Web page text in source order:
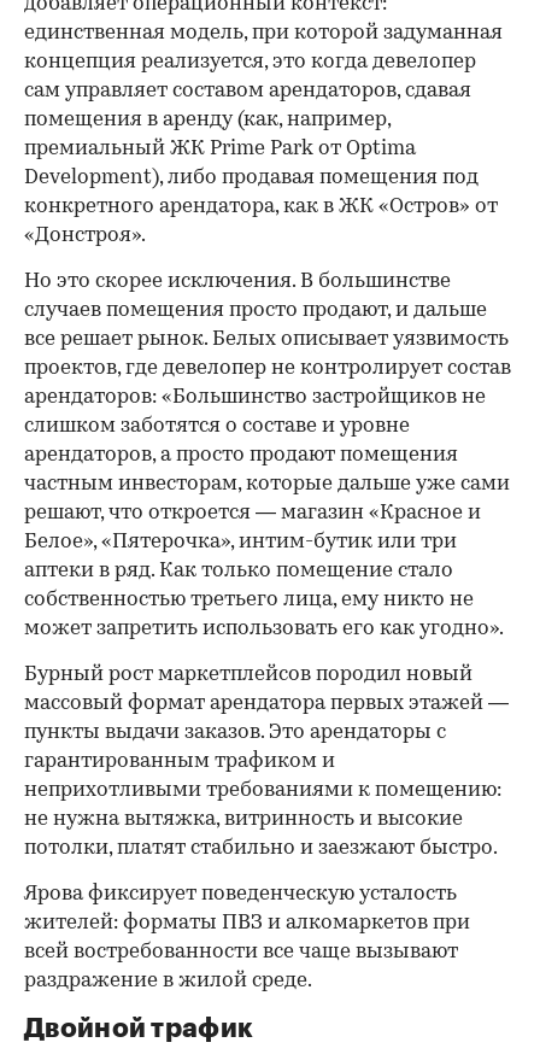
добавляет операционный контекст:
единственная модель, при которой задуманная
концепция реализуется, это когда девелопер
сам управляет составом арендаторов, сдавая
помещения в аренду (как, например,
премиальный ЖК Prime Park от Optima
Development), либо продавая помещения под
конкретного арендатора, как в ЖК «Остров» от
«Донстроя».
Но это скорее исключения. В большинстве
случаев помещения просто продают, и дальше
все решает рынок. Белых описывает уязвимость
проектов, где девелопер не контролирует состав
арендаторов: «Большинство застройщиков не
слишком заботятся о составе и уровне
арендаторов, а просто продают помещения
частным инвесторам, которые дальше уже сами
решают, что откроется — магазин «Красное и
Белое», «Пятерочка», интим-бутик или три
аптеки в ряд. Как только помещение стало
собственностью третьего лица, ему никто не
может запретить использовать его как угодно».
Бурный рост маркетплейсов породил новый
массовый формат арендатора первых этажей —
пункты выдачи заказов. Это арендаторы с
гарантированным трафиком и
неприхотливыми требованиями к помещению:
не нужна вытяжка, витринность и высокие
потолки, платят стабильно и заезжают быстро.
Ярова фиксирует поведенческую усталость
жителей: форматы ПВЗ и алкомаркетов при
всей востребованности все чаще вызывают
раздражение в жилой среде.
Двойной трафик